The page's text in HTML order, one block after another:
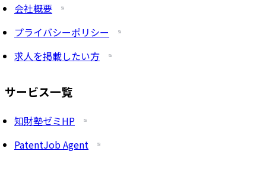
会社概要
プライバシーポリシー
求人を掲載したい方
サービス一覧
知財塾ゼミHP
PatentJob Agent